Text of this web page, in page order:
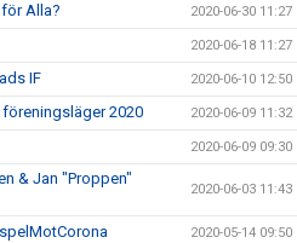
Alla? 2020-06-30 11:27
2020-06-18 11:27
IF 2020-06-10 12:50
2020 2020-06-09 11:32
2020-06-09 09:30
& Jan "Proppen"
2020-06-03 11:43
2020-05-14 09:50